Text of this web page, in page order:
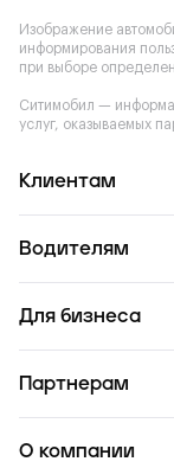
Изображение
информирования
при выборе
Ситимобил —
услуг, оказываемых
Клиентам
Водителям
Для бизнеса
Партнерам
О компании